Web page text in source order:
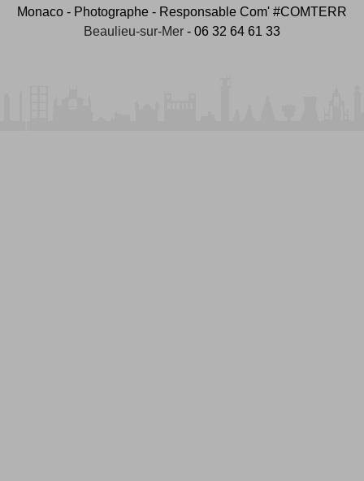
Monaco - Photographe - Responsable Com' #COMTERR
Beaulieu-sur-Mer - 06 32 64 61 33